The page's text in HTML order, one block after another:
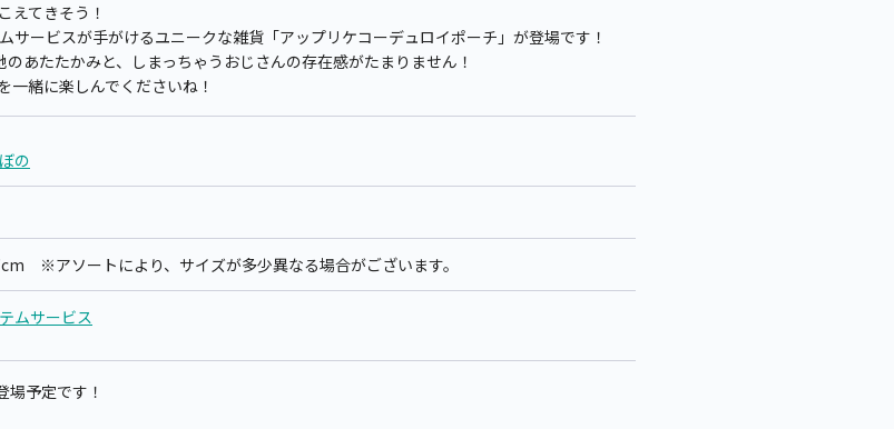
えてきそう！
ービスが手がけるユニークな雑貨「アップリケコーデュロイポーチ」が登場です！
あたたかみと、しまっちゃうおじさんの存在感がたまりません！
一緒に楽しんでくださいね！
の
※アソートにより、サイズが多少異なる場合がございます。
ムサービス
予定です！